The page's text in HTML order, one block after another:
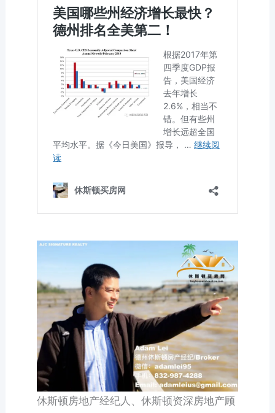
休斯顿房地产经纪人、休斯顿资深房地产顾